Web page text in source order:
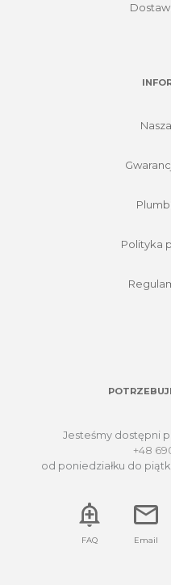
Polityka
Jesteśmy dostępni
+48
od poniedziałku do
FAQ Email